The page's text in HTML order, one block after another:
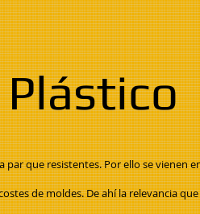
par que resistentes. Por ello se vienen
de moldes. De ahí la relevancia